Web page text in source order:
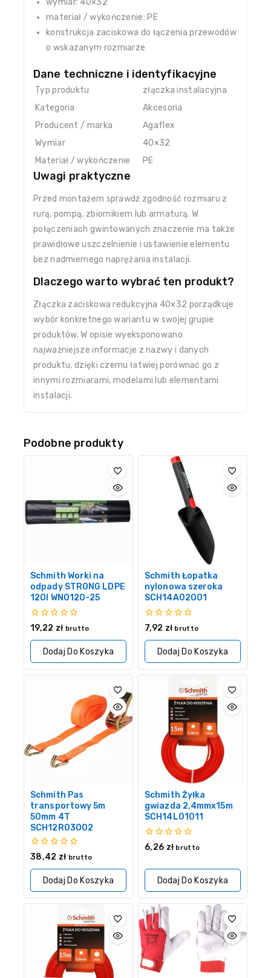
wymiar: 40×32
materiał / wykończenie: PE
konstrukcja zaciskowa do łączenia przewodów
o wskazanym rozmiarze
Dane techniczne i identyfikacyjne
Typ produktu
złączka instalacyjna
Kategoria
Akcesoria
Producent / marka
Agaflex
Wymiar
40×32
Materiał / wykończenie
PE
Uwagi praktyczne
Przed montażem sprawdź zgodność rozmiaru z
rurą, pompą, zbiornikiem lub armaturą. W
połączeniach gwintowanych znaczenie ma także
prawidłowe uszczelnienie i ustawienie elementu
bez nadmiernego naprężania instalacji.
Dlaczego warto wybrać ten produkt?
Złączka zaciskowa redukcyjna 40×32 porządkuje
wybór konkretnego wariantu w swojej grupie
produktów. W opisie wyeksponowano
najważniejsze informacje z nazwy i danych
produktu, dzięki czemu łatwiej porównać go z
innymi rozmiarami, modelami lub elementami
instalacji.
Podobne produkty
Schmith Worki na
odpady STRONG LDPE
120l WNO120-25
0
5
19,22 zł brutto
Dodaj Do Koszyka
Schmith Łopatka
nylonowa szeroka
SCH14A02001
0
5
7,92 zł brutto
Dodaj Do Koszyka
Schmith Pas
transportowy 5m
50mm 4T
SCH12R03002
0
5
38,42 zł brutto
Dodaj Do Koszyka
Schmith Żyłka
gwiazda 2,4mmx15m
SCH14L01011
0
6,26 zł brutto
Dodaj Do Koszyka